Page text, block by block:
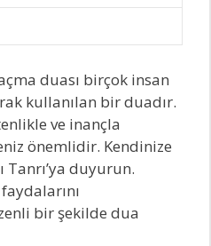
duası birçok insan
kullanılan bir duadır.
ve inançla
önemlidir. Kendinize
Tanrı’ya duyurun.
bir şekilde dua